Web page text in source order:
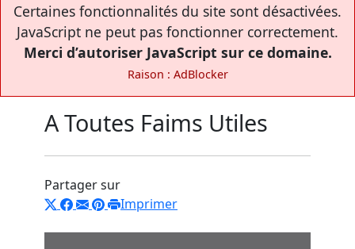
Certaines fonctionnalités du site sont désactivées.
JavaScript ne peut pas fonctionner correctement.
Merci d’autoriser JavaScript sur ce domaine.
Raison : AdBlocker
A Toutes Faims Utiles
Partager sur
Imprimer